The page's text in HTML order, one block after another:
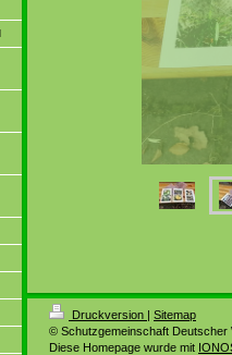
Druckversion | Sitemap
© Schutzgemeinschaft Deutscher
Diese Homepage wurde mit